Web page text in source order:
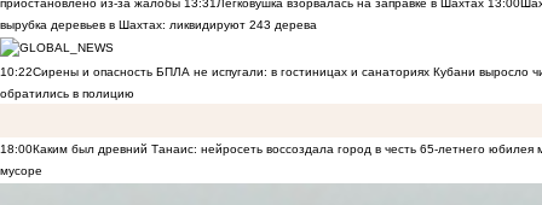
приостановлено из-за жалобы 13:31Легковушка взорвалась на заправке в Шахтах 13:00
вырубка деревьев в Шахтах: ликвидируют 243 дерева
10:22Сирены и опасность БПЛА не испугали: в гостиницах и санаториях Кубани выросло
обратились в полицию
18:00Каким был древний Танаис: нейросеть воссоздала город в честь 65-летнего юбилея
мусоре